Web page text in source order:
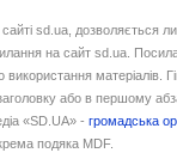
sd.ua, дозволяється
на сайт sd.ua.
матеріалів.
або в першому
«SD.UA» -громадська
подяка MDF.